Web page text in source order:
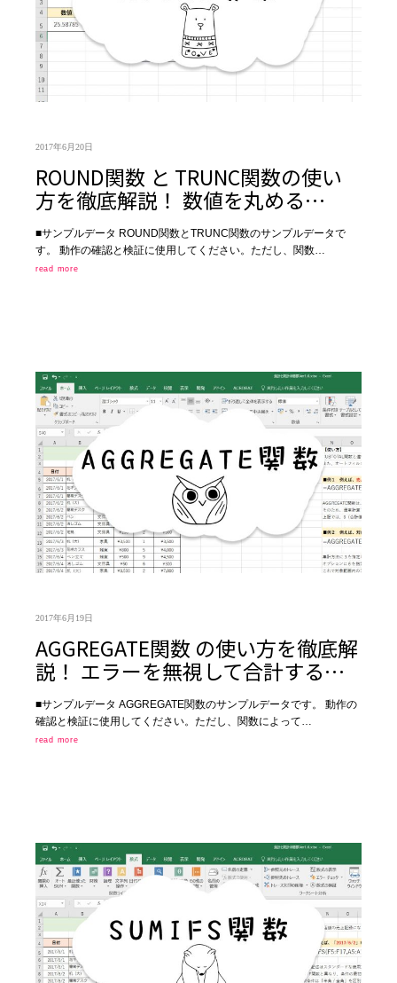
2017年6月20日
ROUND関数 と TRUNC関数の使い
方を徹底解説！ 数値を丸める…
■サンプルデータ ROUND関数とTRUNC関数のサンプルデータで
す。 動作の確認と検証に使用してください。ただし、関数…
read more
2017年6月19日
AGGREGATE関数 の使い方を徹底解
説！ エラーを無視して合計する…
■サンプルデータ AGGREGATE関数のサンプルデータです。 動作の
確認と検証に使用してください。ただし、関数によって…
read more